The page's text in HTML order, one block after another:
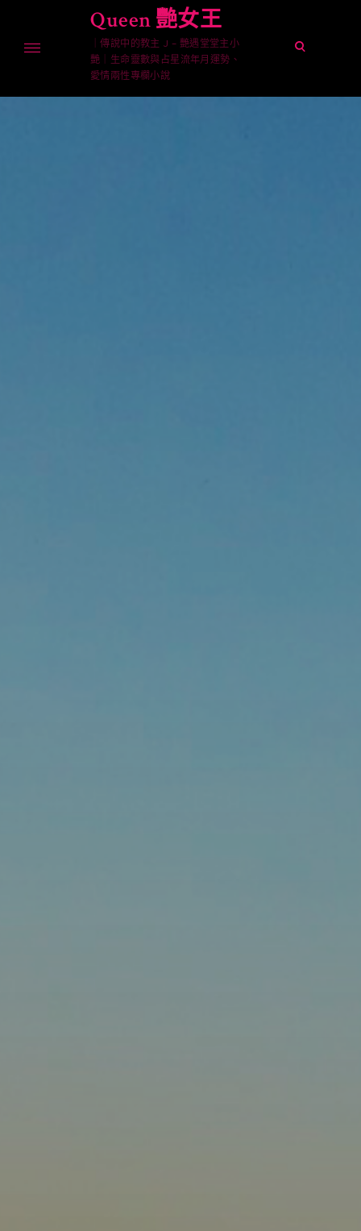
content
Queen 艷女王
｜傳說中的教主 J – 艷遇堂堂主小
艷｜生命靈數與占星流年月運勢、
愛情兩性專欄小說
open